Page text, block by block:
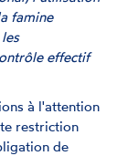
famine
effectif
à l'attention
restriction
de